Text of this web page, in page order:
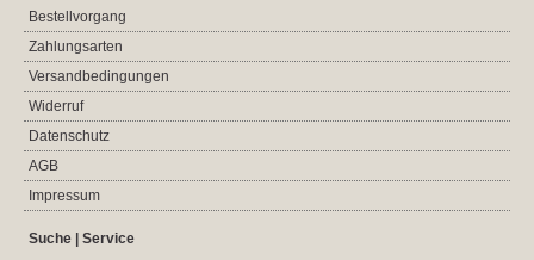
Bestellvorgang
Zahlungsarten
Versandbedingungen
Widerruf
Datenschutz
AGB
Impressum
Suche | Service